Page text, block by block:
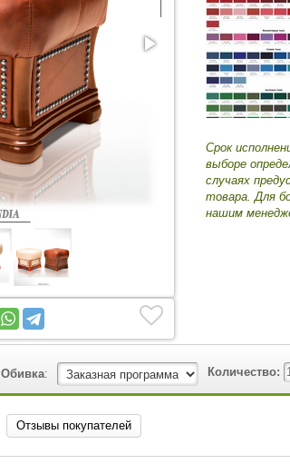
Срок
выборе
случаях
товара. Для
нашим
Обивка: Количество:
Отзывы покупателей